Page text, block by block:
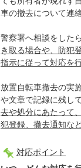
車の撤去について連
警察署へ相談をした
き取る場合や、防犯
指示に従って対応を
放置自転車撤去の実
や文章で記録に残し
去や処分にあたって
犯登録、撤去通知な
対応ポイント